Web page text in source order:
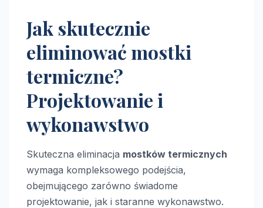
Jak skutecznie
eliminować mostki
termiczne?
Projektowanie i
wykonawstwo
Skuteczna eliminacja mostków termicznych
wymaga kompleksowego podejścia,
obejmującego zarówno świadome
projektowanie, jak i staranne wykonawstwo.